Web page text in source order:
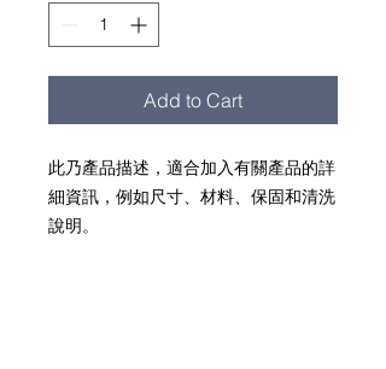
Add to Cart
此乃產品描述，適合加入有關產品的詳
細資訊，例如尺寸、材料、保固和清洗
說明。